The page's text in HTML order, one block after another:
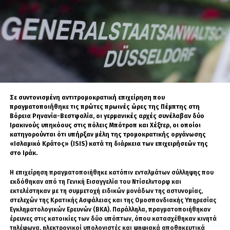
θέματα που διέπονται αποκλειστικά από το
κανονικό δίκαιο και δεν εμπίπτουν στη
δικαιοδοσία των κρατικών αρχών.
Για πολλούς Αρμενίους, δεν πρόκειται απλώς
για μια νομική διαφορά, αλλά για μια ευθεία
σύγκρουση ανάμεσα στην πολιτική εξουσία και
τον αρχαιότερο θεσμό του αρμενικού έθνους.
Η Εκκλησία ως θεμέλιο του
αρμενικού έθνους
Η Αρμενική Αποστολική Εκκλησία δεν αποτελεί
απλώς έναν θρησκευτικό οργανισμό. Από το
301 μ.Χ., όταν η Αρμενία έγινε το πρώτο κράτος
στον κόσμο που υιοθέτησε επίσημα τον
Σε συντονισμένη αντιτρομοκρατική επιχείρηση που
πραγματοποιήθηκε τις πρώτες πρωινές ώρες της Πέμπτης στη
Βόρεια Ρηνανία-Βεστφαλία, οι γερμανικές αρχές συνέλαβαν δύο
Ιρακινούς υπηκόους στις πόλεις Μπότροπ και Χέξτερ, οι οποίοι
κατηγορούνται ότι υπήρξαν μέλη της τρομοκρατικής οργάνωσης
«Ισλαμικό Κράτος» (ISIS) κατά τη διάρκεια των επιχειρήσεών της
στο Ιράκ.
Η επιχείρηση πραγματοποιήθηκε κατόπιν ενταλμάτων σύλληψης που
εκδόθηκαν από τη Γενική Εισαγγελία του Ντίσελντορφ και
εκτελέστηκαν με τη συμμετοχή ειδικών μονάδων της αστυνομίας,
στελεχών της Κρατικής Ασφάλειας και της Ομοσπονδιακής Υπηρεσίας
Εγκληματολογικών Ερευνών (BKA). Παράλληλα, πραγματοποιήθηκαν
έρευνες στις κατοικίες των δύο υπόπτων, όπου κατασχέθηκαν κινητά
τηλέφωνα, ηλεκτρονικοί υπολογιστές και ψηφιακά αποθηκευτικά